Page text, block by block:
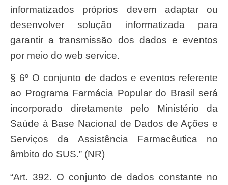
informatizados próprios devem adaptar ou
desenvolver solução informatizada para
garantir a transmissão dos dados e eventos
por meio do web service.
§ 6º O conjunto de dados e eventos referente
ao Programa Farmácia Popular do Brasil será
incorporado diretamente pelo Ministério da
Saúde à Base Nacional de Dados de Ações e
Serviços da Assistência Farmacêutica no
âmbito do SUS.” (NR)
“Art. 392. O conjunto de dados constante no